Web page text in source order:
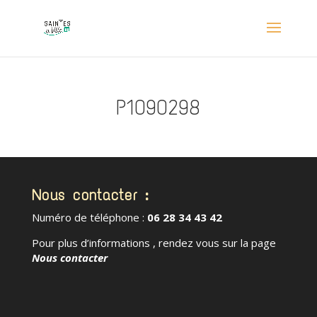
P1090298
Nous contacter :
Numéro de téléphone : 06 28 34 43 42
Pour plus d’informations , rendez vous sur la page
Nous contacter